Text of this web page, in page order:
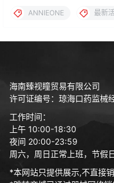
ANNIEONE 最新
海南臻视瞳贸易有限公司
许可证编号：琼海口药监械
工作时间：
上午 10:00-18:30
夜间 20:00-23:59
周六，周日正常上班，节假
*本网站只提供展示,不直接